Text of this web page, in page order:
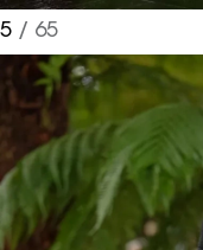
5 / 65